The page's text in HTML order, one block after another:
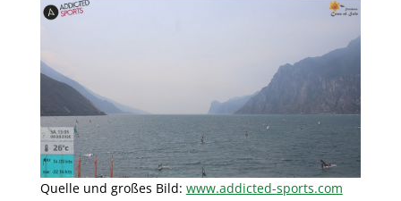
Quelle und großes Bild: www.addicted-sports.com